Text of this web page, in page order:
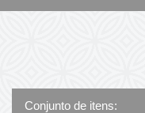
Conjunto de itens: